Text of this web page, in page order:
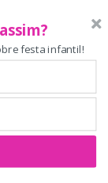
festa infantil
festa infantil!